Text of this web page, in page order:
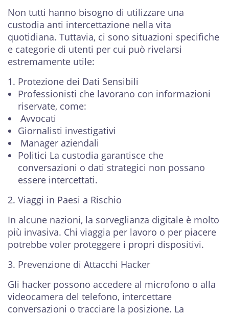
Non tutti hanno bisogno di utilizzare una
custodia anti intercettazione nella vita
quotidiana. Tuttavia, ci sono situazioni specifiche
e categorie di utenti per cui può rivelarsi
estremamente utile:
1. Protezione dei Dati Sensibili
Professionisti che lavorano con informazioni
riservate, come:
Avvocati
Giornalisti investigativi
Manager aziendali
Politici La custodia garantisce che
conversazioni o dati strategici non possano
essere intercettati.
2. Viaggi in Paesi a Rischio
In alcune nazioni, la sorveglianza digitale è molto
più invasiva. Chi viaggia per lavoro o per piacere
potrebbe voler proteggere i propri dispositivi.
3. Prevenzione di Attacchi Hacker
Gli hacker possono accedere al microfono o alla
videocamera del telefono, intercettare
conversazioni o tracciare la posizione. La